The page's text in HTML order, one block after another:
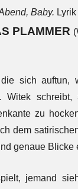
Baby.
PLAMMER
sich auftun,
Witek
zu
dem
genaue
jemand